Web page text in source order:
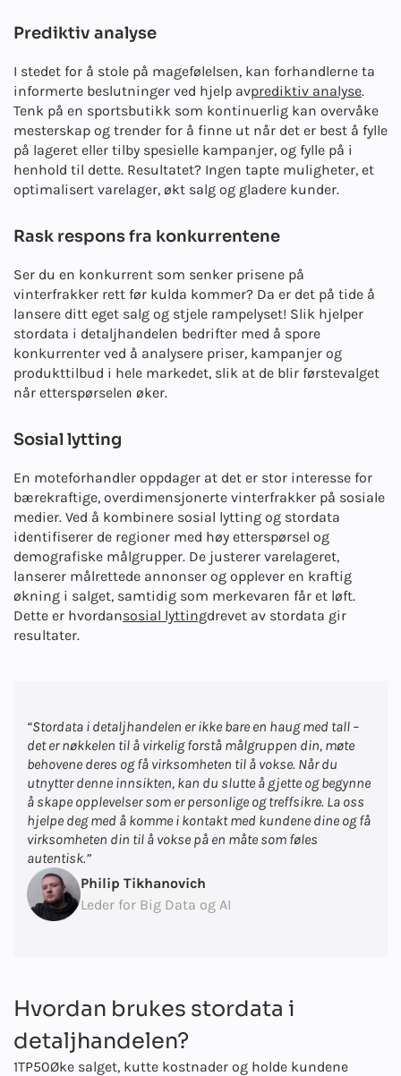
Prediktiv analyse
I stedet for å stole på magefølelsen, kan forhandlerne ta
informerte beslutninger ved hjelp avprediktiv analyse.
Tenk på en sportsbutikk som kontinuerlig kan overvåke
mesterskap og trender for å finne ut når det er best å fylle
på lageret eller tilby spesielle kampanjer, og fylle på i
henhold til dette. Resultatet? Ingen tapte muligheter, et
optimalisert varelager, økt salg og gladere kunder.
Rask respons fra konkurrentene
Ser du en konkurrent som senker prisene på
vinterfrakker rett før kulda kommer? Da er det på tide å
lansere ditt eget salg og stjele rampelyset! Slik hjelper
stordata i detaljhandelen bedrifter med å spore
konkurrenter ved å analysere priser, kampanjer og
produkttilbud i hele markedet, slik at de blir førstevalget
når etterspørselen øker.
Sosial lytting
En moteforhandler oppdager at det er stor interesse for
bærekraftige, overdimensjonerte vinterfrakker på sosiale
medier. Ved å kombinere sosial lytting og stordata
identifiserer de regioner med høy etterspørsel og
demografiske målgrupper. De justerer varelageret,
lanserer målrettede annonser og opplever en kraftig
økning i salget, samtidig som merkevaren får et løft.
Dette er hvordansosial lyttingdrevet av stordata gir
resultater.
“Stordata i detaljhandelen er ikke bare en haug med tall –
det er nøkkelen til å virkelig forstå målgruppen din, møte
behovene deres og få virksomheten til å vokse. Når du
utnytter denne innsikten, kan du slutte å gjette og begynne
å skape opplevelser som er personlige og treffsikre. La oss
hjelpe deg med å komme i kontakt med kundene dine og få
virksomheten din til å vokse på en måte som føles
autentisk.”
Philip Tikhanovich
Leder for Big Data og AI
Hvordan brukes stordata i
detaljhandelen?
1TP50Øke salget, kutte kostnader og holde kundene